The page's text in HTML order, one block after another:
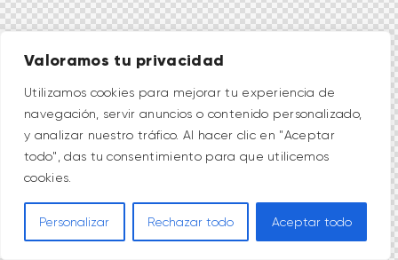
Valoramos tu privacidad
Utilizamos cookies para mejorar tu experiencia de
navegación, servir anuncios o contenido personalizado,
y analizar nuestro tráfico. Al hacer clic en "Aceptar
todo", das tu consentimiento para que utilicemos
cookies.
Personalizar Rechazar todo Aceptar todo